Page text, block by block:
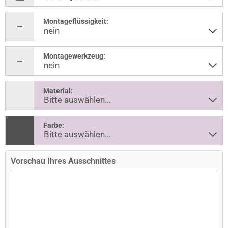
Montageflüssigkeit:
Montagewerkzeug:
Material:
Farbe:
Vorschau Ihres Ausschnittes